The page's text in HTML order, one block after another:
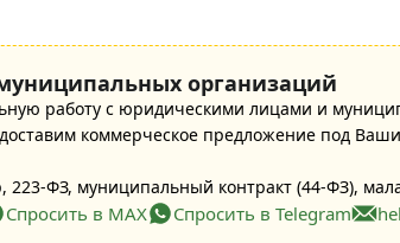
организаций
работу с юридическими лицами и
коммерческое предложение под
ФЗ, муниципальный контракт (44-ФЗ),
Спросить в MAX Спросить в Telegram